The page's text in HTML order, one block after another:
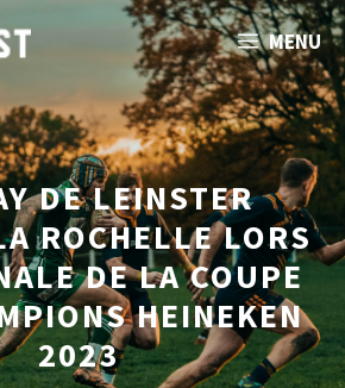
MENU
DE LEINSTER
ROCHELLE LORS
DE LA COUPE
HEINEKEN
2023